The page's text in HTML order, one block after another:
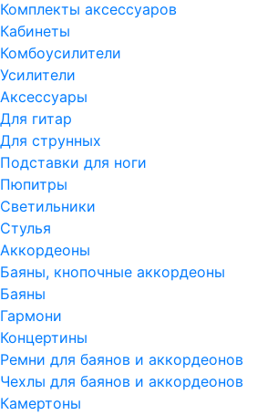
Комплекты аксессуаров
Кабинеты
Комбоусилители
Усилители
Аксессуары
Для гитар
Для струнных
Подставки для ноги
Пюпитры
Светильники
Стулья
Аккордеоны
Баяны, кнопочные аккордеоны
Баяны
Гармони
Концертины
Ремни для баянов и аккордеонов
Чехлы для баянов и аккордеонов
Камертоны